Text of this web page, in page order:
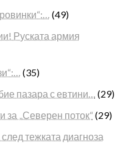
(49)
Руската армия
(35)
пазара с евтини… (29)
за „Северен поток“ (29)
тежката диагноза